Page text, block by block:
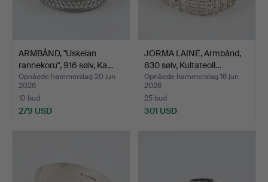
ARMBÅND, "Uskelan
rannekoru", 916 sølv, Ka…
Opnåede hammerslag 20 jun
2026
10 bud
279 USD
JORMA LAINE, Armbånd,
830 sølv, Kultateoll…
Opnåede hammerslag 16 jun
2026
25 bud
301 USD